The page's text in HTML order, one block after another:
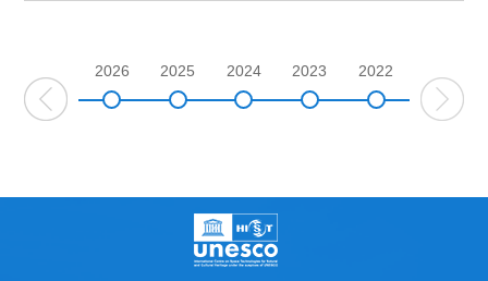
2026 2025 2024 2023 2022